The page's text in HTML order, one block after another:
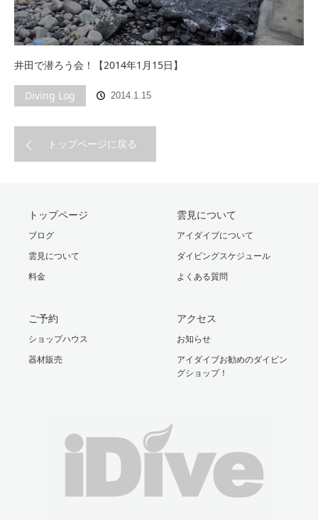
井田で潜ろう会！【2014年1月15日】
Diving Log 2014.1.15
トップページに戻る
トップページ
ブログ
雲見について
料金
雲見について
アイダイブについて
ダイビングスケジュール
よくある質問
ご予約
ショップハウス
器材販売
アクセス
お知らせ
アイダイブお勧めのダイビン
グショップ！